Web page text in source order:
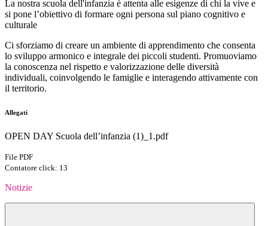
La nostra scuola dell'infanzia è attenta alle esigenze di chi la vive e
si pone l’obiettivo di formare ogni persona sul piano cognitivo e
culturale
Ci sforziamo di creare un ambiente di apprendimento che consenta
lo sviluppo armonico e integrale dei piccoli studenti. Promuoviamo
la conoscenza nel rispetto e valorizzazione delle diversità
individuali, coinvolgendo le famiglie e interagendo attivamente con
il territorio.
Allegati
OPEN DAY Scuola dell’infanzia (1)_1.pdf
File PDF
Contatore click: 13
Notizie